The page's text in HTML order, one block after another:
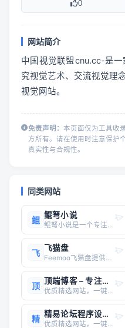
0
网站简介
中国视觉联盟cnu.cc-是
究视觉艺术、交流视觉理
视觉网站。
免责声明： 本页面仅为工具收
方所有。请在使用时注意保护
真实性与合规性。
同类网站
鲲 鲲弩小说
鲲弩小说是一个专注于提供各类小说阅读的平台，拥有海量的优质小说资源，涵盖玄幻、武侠、言情、悬疑、科幻等多种类型。用户可以在这里找到热门小说如《凡人修仙传》《斗破苍穹》《武动乾坤》《绝世唐门》等，同时还有世界名著、影视原著、悬疑推理、畅销文学、言情穿越等多种类型的小说。平台特色 海量
飞 飞猫盘
Feemoo飞猫盘提供安全加密的云存储服务，免费赠送20G空间，支持跨平台文件同步、高速传输及团队协作。采用企业级隐私保护技术，无缝兼容PC/手机/平板，满足个人与企业高效管理需求。立即注册，体验无广告干扰的纯净存储！
顶 顶端博客 – 专注于技术分享，编程教程、PHP源码、技术学习、游戏攻略、建站教程、机器人教程、实用软件、软件源码，年轻人的潮流文化社区免费提供海量简历模板
优质精选网站，一键直达
精 精易论坛程序设计学习交流技术论坛
优质精选网站，一键直达